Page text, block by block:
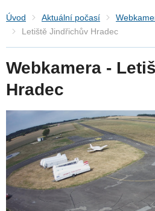
Úvod Aktuální počasí
Letiště Jindřichův Hradec
Webkamera -
Hradec